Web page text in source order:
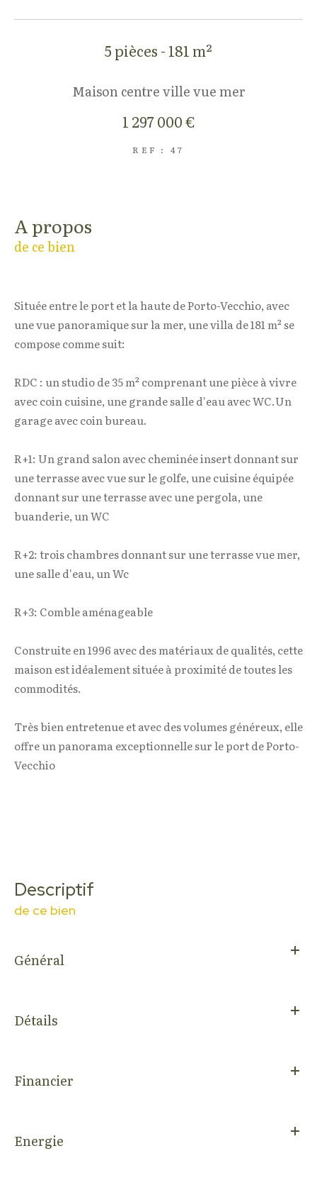
5 pièces - 181 m²
Maison centre ville vue mer
1 297 000 €
REF : 47
a propos
de ce bien
Située entre le port et la haute de Porto-Vecchio, avec
une vue panoramique sur la mer, une villa de 181 m² se
compose comme suit:
RDC : un studio de 35 m² comprenant une pièce à vivre
avec coin cuisine, une grande salle d'eau avec WC.Un
garage avec coin bureau.
R+1: Un grand salon avec cheminée insert donnant sur
une terrasse avec vue sur le golfe, une cuisine équipée
donnant sur une terrasse avec une pergola, une
buanderie, un WC
R+2: trois chambres donnant sur une terrasse vue mer,
une salle d'eau, un Wc
R+3: Comble aménageable
Construite en 1996 avec des matériaux de qualités, cette
maison est idéalement située à proximité de toutes les
commodités.
Très bien entretenue et avec des volumes généreux, elle
offre un panorama exceptionnelle sur le port de Porto-
Vecchio
descriptif
de ce bien
Général
Détails
Financier
Energie